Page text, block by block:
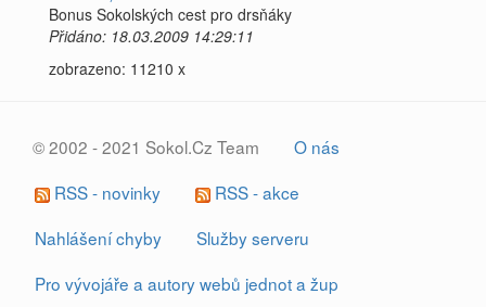
Bonus Sokolských cest pro drsňáky
Přidáno: 18.03.2009 14:29:11
zobrazeno: 11210 x
© 2002 - 2021 Sokol.Cz Team
O nás
RSS - novinky
RSS - akce
Nahlášení chyby
Služby serveru
Pro vývojáře a autory webů jednot a žup